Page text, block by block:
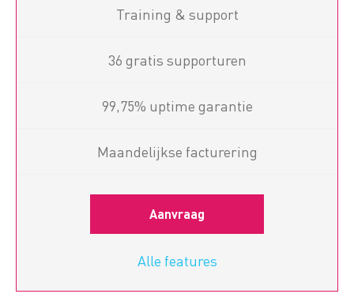
Training & support
36 gratis supporturen
99,75% uptime garantie
Maandelijkse facturering
Aanvraag
Alle features